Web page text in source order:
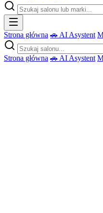
Strona główna 🚗 AI Asystent
Strona główna 🚗 AI Asystent